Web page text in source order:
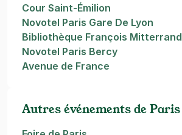
Cour Saint-Émilion
Novotel Paris Gare De Lyon
Bibliothèque François Mitterrand
Novotel Paris Bercy
Avenue de France
Autres événements de Paris